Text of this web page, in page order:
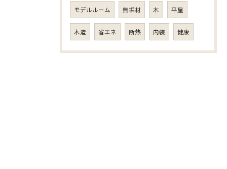
モデルルーム 無垢材 木 平屋
木造 省エネ 断熱 内装 健康